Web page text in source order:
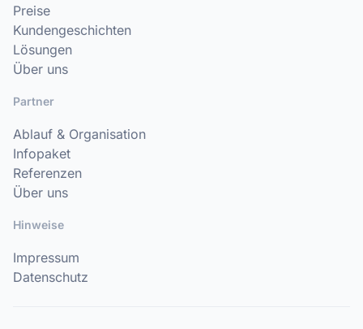
Preise
Kundengeschichten
Lösungen
Über uns
Partner
Ablauf & Organisation
Infopaket
Referenzen
Über uns
Hinweise
Impressum
Datenschutz